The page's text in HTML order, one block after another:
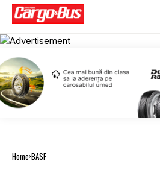
Home BASF